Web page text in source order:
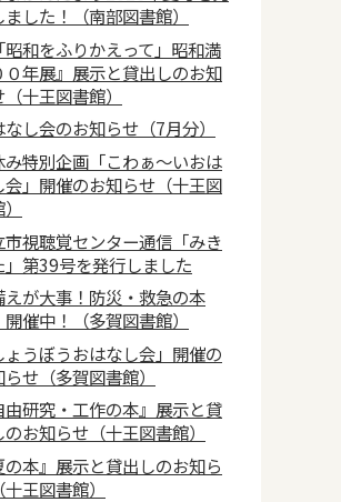
した！（南部図書館）
昭和をふりかえって」昭和満
０年展』展示と貸出しのお知
（十王図書館）
なし会のお知らせ（7月分）
み特別企画「こわぁ～いおは
会」開催のお知らせ（十王図
市視聴覚センター通信「みき
」第39号を発行しました
えが大事！防災・救急の本
開催中！（多賀図書館）
ょうぼうおはなし会」開催の
せ（多賀図書館）
由研究・工作の本』展示と貸
のお知らせ（十王図書館）
の本』展示と貸出しのお知ら
王図書館）